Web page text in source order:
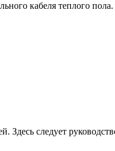
кабеля теплого
Здесь следует